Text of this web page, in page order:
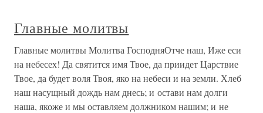
Главные молитвы
Главные молитвы Молитва ГосподняОтче наш, Иже еси
на небесех! Да святится имя Твое, да приидет Царствие
Твое, да будет воля Твоя, яко на небеси и на земли. Хлеб
наш насущный дождь нам днесь; и остави нам долги
наша, якоже и мы оставляем должником нашим; и не